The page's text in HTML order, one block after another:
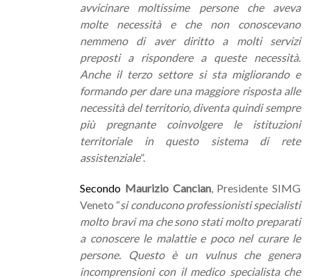
avvicinare moltissime persone che aveva
molte necessità e che non conoscevano
nemmeno di aver diritto a molti servizi
preposti a rispondere a queste necessità.
Anche il terzo settore si sta migliorando e
formando per dare una maggiore risposta alle
necessità del territorio, diventa quindi sempre
più pregnante coinvolgere le istituzioni
territoriale in questo sistema di rete
assistenziale”.
Secondo Maurizio Cancian, Presidente SIMG
Veneto “si conducono professionisti specialisti
molto bravi ma che sono stati molto preparati
a conoscere le malattie e poco nel curare le
persone. Questo è un vulnus che genera
incomprensioni con il medico specialista che